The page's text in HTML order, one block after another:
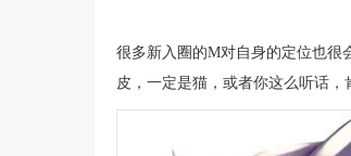
很多新入圈的M对自身的定位也很
皮，一定是猫，或者你这么听话，